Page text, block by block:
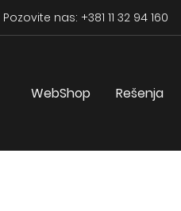
Pozovite nas: +381 11 32 94 160
WebShop Rešenja